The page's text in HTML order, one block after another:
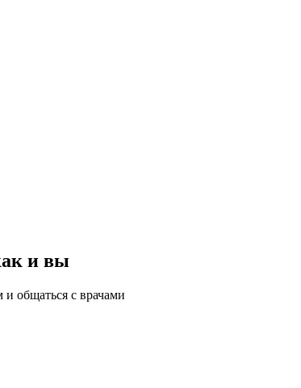
и вы
и общаться с врачами